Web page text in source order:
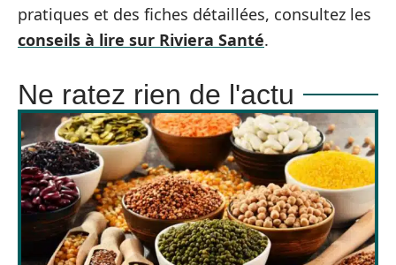
pratiques et des fiches détaillées, consultez les
conseils à lire sur Riviera Santé.
Ne ratez rien de l'actu